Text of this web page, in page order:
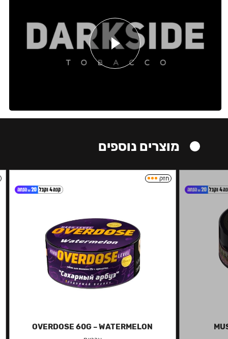
מוצרים נוספים
חזק
OVERDOSE 60G – WATERMELON